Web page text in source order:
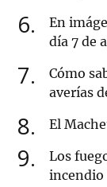
6
En
día 7 de
7
Cómo
averías
8 El
9
Los
incendio